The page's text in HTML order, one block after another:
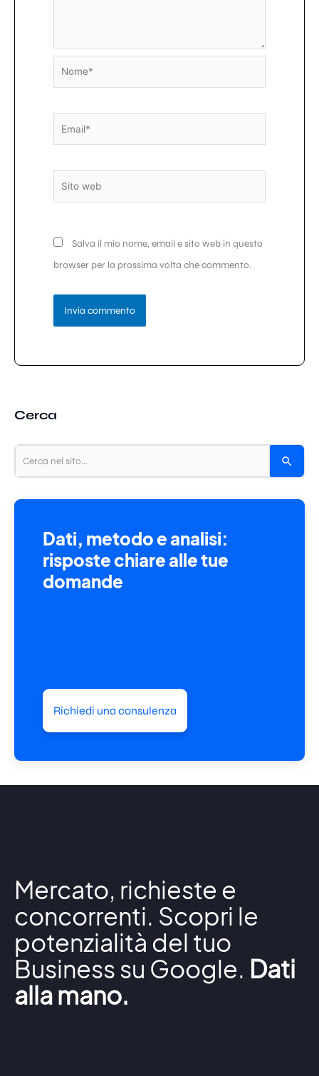
Nome*
Email*
Sito
web
Salva il mio nome, email e sito web in questo
browser per la prossima volta che commento.
Cerca
Dati, metodo e analisi:
risposte chiare alle tue
domande
Richiedi una consulenza
Mercato, richieste e
concorrenti. Scopri le
potenzialità del tuo
Business su Google. Dati
alla mano.